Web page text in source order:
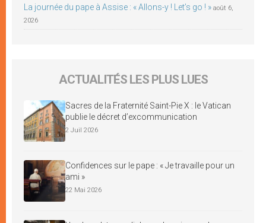
La journée du pape à Assise : « Allons-y ! Let’s go ! » août 6,
2026
ACTUALITÉS LES PLUS LUES
Sacres de la Fraternité Saint-Pie X : le Vatican
publie le décret d’excommunication
2 Juil 2026
Confidences sur le pape : « Je travaille pour un
ami »
22 Mai 2026